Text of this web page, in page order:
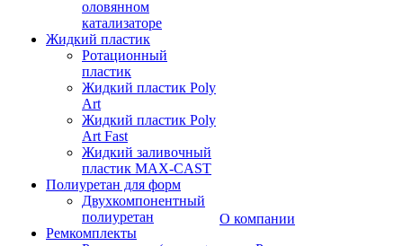
оловянном
катализаторе
Жидкий пластик
Ротационный
пластик
Жидкий пластик Poly
Art
Жидкий пластик Poly
Art Fast
Жидкий заливочный
пластик MAX-CAST
Полиуретан для форм
Двухкомпонентный
полиуретан
Ремкомплекты
О компании